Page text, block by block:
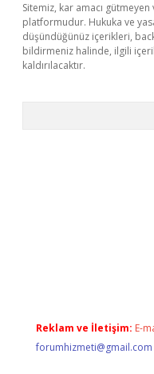
Sitemiz, kar amacı
platformudur. Hukuka ve
düşündüğünüz içerikleri,
bildirmeniz halinde, ilgili
kaldırılacaktır.
Reklam ve İletişim: E-
forumhizmeti@gmail.com